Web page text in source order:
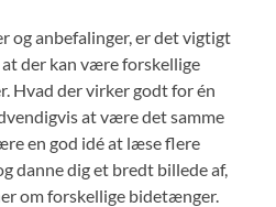
og anbefalinger, er det vigtigt
der kan være forskellige
Hvad der virker godt for én
at være det samme
en god idé at læse flere
danne dig et bredt billede af,
om forskellige bidetænger.